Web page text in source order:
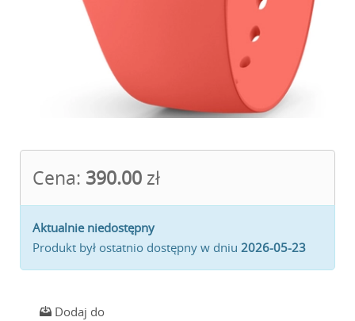
Cena: 390.00 zł
Aktualnie niedostępny
Produkt był ostatnio dostępny w dniu 2026-05-23
Dodaj do